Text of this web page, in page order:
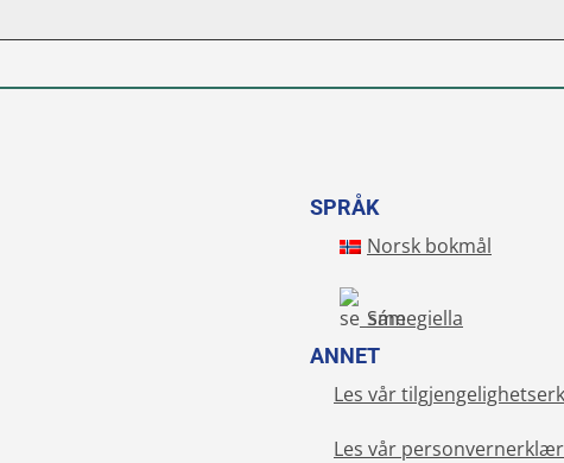
SPRÅK
Norsk bokmål
Sámegiella
ANNET
Les vår
Les vår